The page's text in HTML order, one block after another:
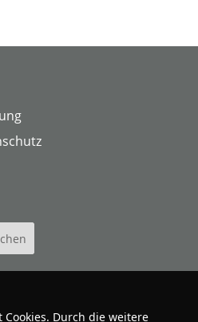
Cookies. Durch die weitere